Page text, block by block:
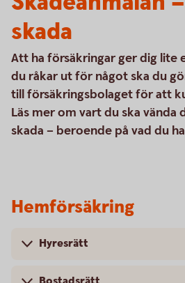
skada
Att ha försäkringar ger dig lite
du råkar ut för något ska du
till försäkringsbolaget för att
Läs mer om vart du ska vända
skada – beroende på vad du
Hemförsäkring
Hyresrätt